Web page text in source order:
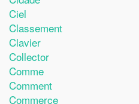
Ciel
Classement
Clavier
Collector
Comme
Comment
Commerce